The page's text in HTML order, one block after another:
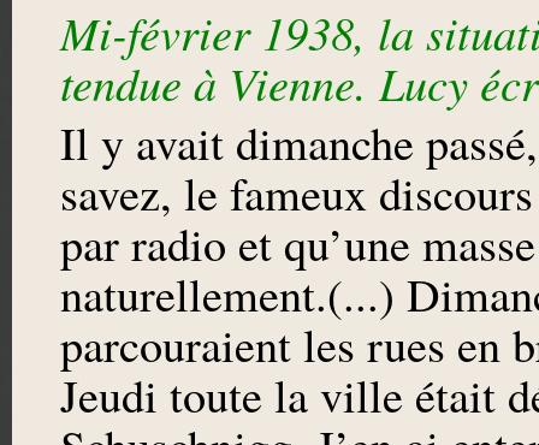
Mi-février 1938, la
tendue à Vienne. Lucy
Il y avait dimanche
savez, le fameux
par radio et qu’une
naturellement.(...)
parcouraient les rues
Jeudi toute la ville était